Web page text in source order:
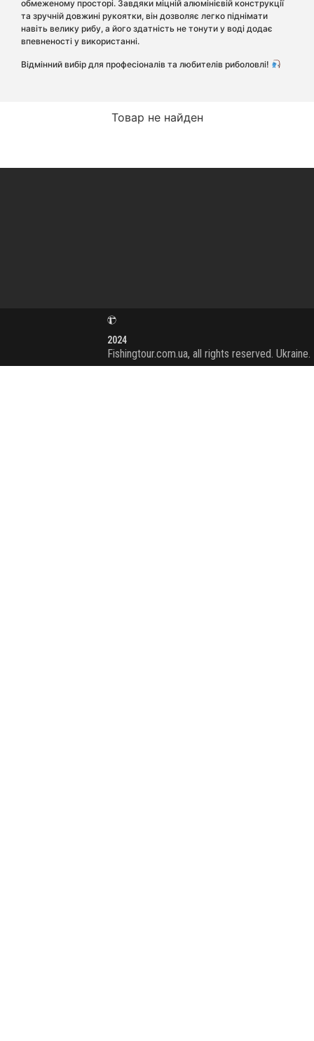
обмеженому просторі. Завдяки міцній алюмінієвій конструкції
та зручній довжині рукоятки, він дозволяє легко піднімати
навіть велику рибу, а його здатність не тонути у воді додає
впевненості у використанні.
Відмінний вибір для професіоналів та любителів риболовлі!
Товар не найден
2024
Fishingtour.com.ua, all rights reserved. Ukraine.